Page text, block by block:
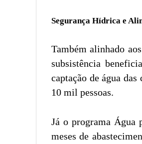
Segurança Hídrica e
Também alinhado
subsistência
captação de água
10 mil pessoas.
Já o programa Água
meses de